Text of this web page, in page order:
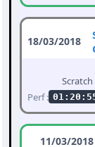
18/03/2018
Scratch
Perf :
11/03/2018